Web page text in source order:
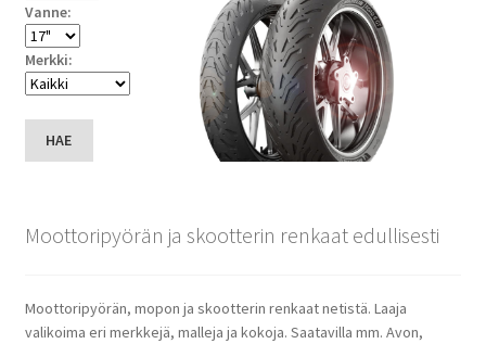
Vanne:
Merkki:
HAE
Moottoripyörän ja skootterin renkaat edullisesti
Moottoripyörän, mopon ja skootterin renkaat netistä. Laaja
valikoima eri merkkejä, malleja ja kokoja. Saatavilla mm. Avon,